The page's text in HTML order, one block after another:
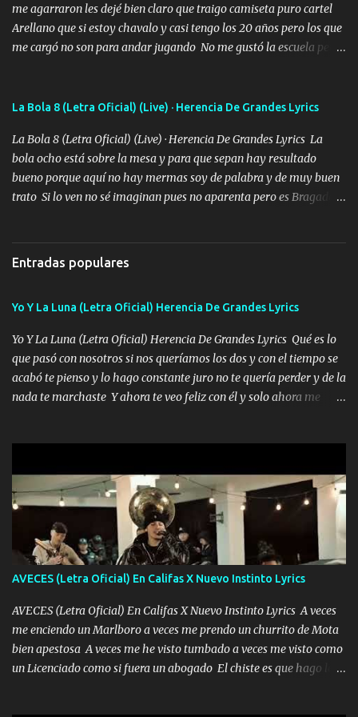
me agarraron les dejé bien claro que traigo camiseta puro cartel
Arellano que si estoy chavalo y casi tengo los 20 años pero los que
me cargó no son para andar jugando No me gustó la escuela pero
firme el legado que si como me llamó varios ya se han preguntado
fajado y mi R terciado me van a ver allá por TJ para un licenciado
mando un abrazo andamos al cien Choritas también Música
Ando en la colonia bien acelerado traigo un M2 que nunca me ha
fallado para mi compadre mandó un fuerte abrazo también al
tomando con mujeres hermosas y botellas destapando siempre
bien cuidado bien atrabancado y a los que me conocen ya saben de
La Bola 8 (Letra Oficial) (Live) · Herencia De Grandes Lyrics
La Bola 8 (Letra Oficial) (Live) · Herencia De Grandes Lyrics La
bola ocho está sobre la mesa y para que sepan hay resultado
bueno porque aquí no hay mermas soy de palabra y de muy buen
trato Si lo ven no sé imaginan pues no aparenta pero es Bragado a
lo primero que cualquier cosa es un gran regalo Siempre me van a
ver solo más no ando solo ai ta el aparato con cargador extendido
cuidan los santos y mi Dios cada día con mas ganas le doy todo
por un futuro mejor Música Empecé desde los trece y hasta la
fecha aún sigo vigente no soy manchado soy bueno pero si me
alteró de repente Mi carnal Abel aun lado ni uno con el otro no se
ha rajado pal Chinchillas un saludo y para un amigo que está en
Peñasco Me fajó una Glock al cinto y de Louis Vuitton son mis
Entradas populares
Yo Y La Luna (Letra Oficial) Herencia De Grandes Lyrics
Yo Y La Luna (Letra Oficial) Herencia De Grandes Lyrics Qué es lo
que pasó con nosotros si nos queríamos los dos y con el tiempo se
acabó te pienso y lo hago constante juro no te quería perder y de la
nada te marchaste Y ahora te veo feliz con él y solo ahora me
pero eso ya no va a pasar me perderé en la soledad Porque me
mirabas bonito si yo no fui el final feliz el final fue triste pa mí Y
duele no tenerte aquí sabiendo que moría por ti yo y la luna
cantamos y por ti nos embriagamos Quién sabe qué será de mí si
contigo fui muy feliz a lo mejor no lloró pero muy en el fondo te
AVECES (Letra Oficial) En Califas X Nuevo Instinto Lyrics
AVECES (Letra Oficial) En Califas X Nuevo Instinto Lyrics A veces
me enciendo un Marlboro a veces me prendo un churrito de Mota
bien apestosa A veces me he visto tumbado a veces me visto como
un Licenciado como si fuera un abogado El chiste es que hago lo